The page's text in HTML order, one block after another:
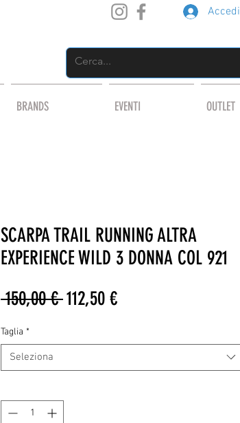
Accedi
BRANDS EVENTI OUTLET
SCARPA TRAIL RUNNING ALTRA
EXPERIENCE WILD 3 DONNA COL 921
150,00 € Prezzo
112,50 €Prezzo
Taglia *
Seleziona